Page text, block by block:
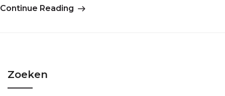
Continue Reading
Zoeken